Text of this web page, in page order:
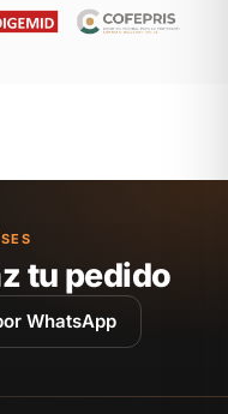
tu pedido
WhatsApp